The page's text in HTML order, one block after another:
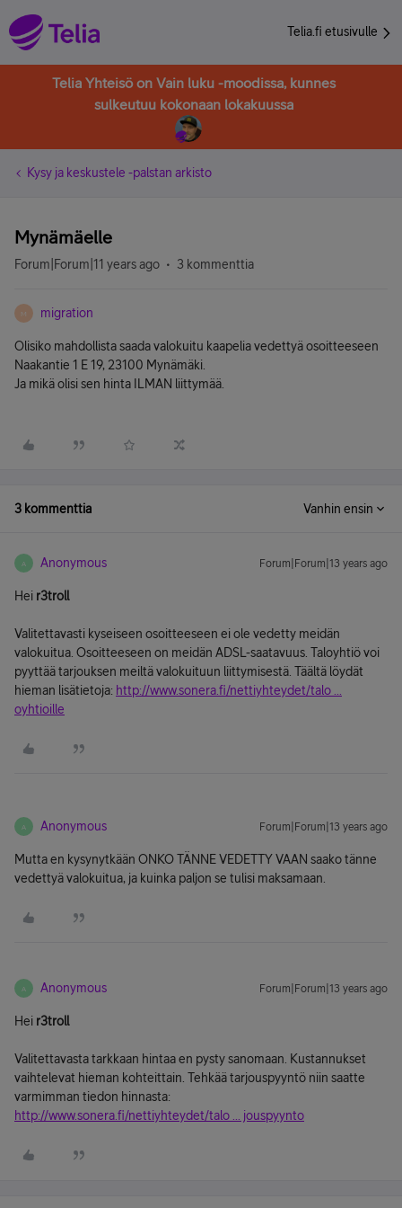
Telia.fi etusivulle
Telia Yhteisö on Vain luku -moodissa, kunnes
sulkeutuu kokonaan lokakuussa
Kysy ja keskustele -palstan arkisto
Mynämäelle
Forum|Forum|11 years ago 3 kommenttia
M migration
Olisiko mahdollista saada valokuitu kaapelia vedettyä osoitteeseen
Naakantie 1 E 19, 23100 Mynämäki.
Ja mikä olisi sen hinta ILMAN liittymää.
3 kommenttia Vanhin ensin
A Anonymous Forum|Forum|13 years ago
Hei r3troll
Valitettavasti kyseiseen osoitteeseen ei ole vedetty meidän
valokuitua. Osoitteeseen on meidän ADSL-saatavuus. Taloyhtiö voi
pyyttää tarjouksen meiltä valokuituun liittymisestä. Täältä löydät
hieman lisätietoja: http://www.sonera.fi/nettiyhteydet/talo ...
oyhtioille
A Anonymous Forum|Forum|13 years ago
Mutta en kysynytkään ONKO TÄNNE VEDETTY VAAN saako tänne
vedettyä valokuitua, ja kuinka paljon se tulisi maksamaan.
A Anonymous Forum|Forum|13 years ago
Hei r3troll
Valitettavasta tarkkaan hintaa en pysty sanomaan. Kustannukset
vaihtelevat hieman kohteittain. Tehkää tarjouspyyntö niin saatte
varmimman tiedon hinnasta:
http://www.sonera.fi/nettiyhteydet/talo ... jouspyynto